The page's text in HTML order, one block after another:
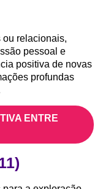
ou relacionais,
pessoal e
positiva de novas
profundas
ENTRE